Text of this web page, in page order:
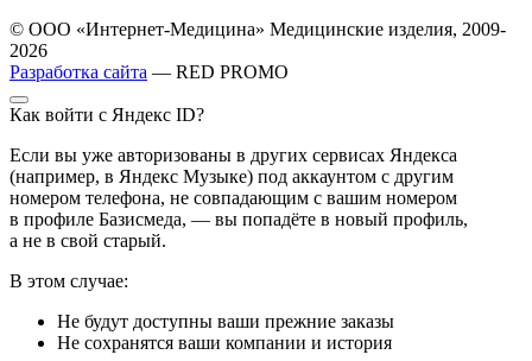
© ООО «Интернет-Медицина» Медицинские изделия, 2009-
2026
Разработка сайта — RED PROMO
Как войти с Яндекс ID?
Если вы уже авторизованы в других сервисах Яндекса
(например, в Яндекс Музыке) под аккаунтом с другим
номером телефона, не совпадающим с вашим номером
в профиле Базисмеда, — вы попадёте в новый профиль,
а не в свой старый.
В этом случае:
Не будут доступны ваши прежние заказы
Не сохранятся ваши компании и история